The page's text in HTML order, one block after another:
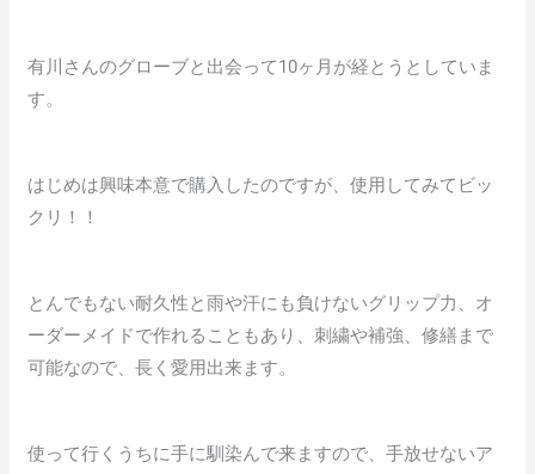
有川さんのグローブと出会って10ヶ月が経とうとしていま
す。
はじめは興味本意で購入したのですが、使用してみてビッ
クリ！！
とんでもない耐久性と雨や汗にも負けないグリップ力、オ
ーダーメイドで作れることもあり、刺繍や補強、修繕まで
可能なので、長く愛用出来ます。
使って行くうちに手に馴染んで来ますので、手放せないア